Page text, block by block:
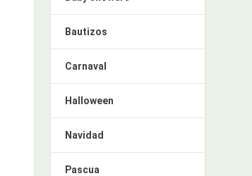
Bautizos
Carnaval
Halloween
Navidad
Pascua